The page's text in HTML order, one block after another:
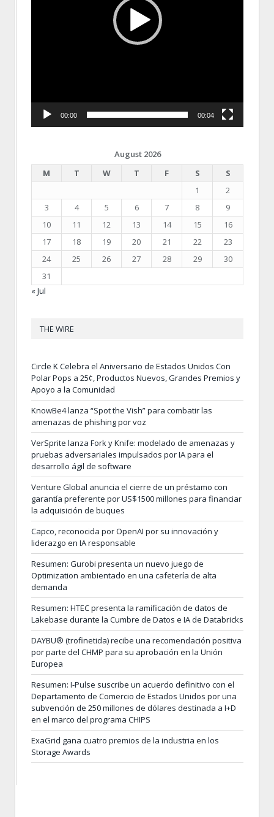
00:00 00:04
August 2026
M
T W T F S
S
1
2
3
4 5 6 7 8
9
10
11 12 13 14 15
16
17
18 19 20 21 22
23
24
25 26 27 28 29
30
31
« Jul
THE WIRE
Circle K Celebra el Aniversario de Estados Unidos Con
Polar Pops a 25¢, Productos Nuevos, Grandes Premios y
Apoyo a la Comunidad
KnowBe4 lanza “Spot the Vish” para combatir las
amenazas de phishing por voz
VerSprite lanza Fork y Knife: modelado de amenazas y
pruebas adversariales impulsados por IA para el
desarrollo ágil de software
Venture Global anuncia el cierre de un préstamo con
garantía preferente por US$1500 millones para financiar
la adquisición de buques
Capco, reconocida por OpenAI por su innovación y
liderazgo en IA responsable
Resumen: Gurobi presenta un nuevo juego de
Optimization ambientado en una cafetería de alta
demanda
Resumen: HTEC presenta la ramificación de datos de
Lakebase durante la Cumbre de Datos e IA de Databricks
DAYBU® (trofinetida) recibe una recomendación positiva
por parte del CHMP para su aprobación en la Unión
Europea
Resumen: I-Pulse suscribe un acuerdo definitivo con el
Departamento de Comercio de Estados Unidos por una
subvención de 250 millones de dólares destinada a I+D
en el marco del programa CHIPS
ExaGrid gana cuatro premios de la industria en los
Storage Awards